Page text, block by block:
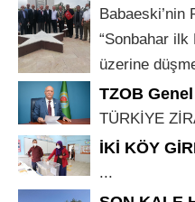
Babaeski’nin
“Sonbahar ilk
üzerine
TZOB
TÜRKİYE
İKİ KÖY
...